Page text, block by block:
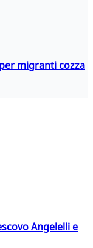
migranti cozza
Angelelli e